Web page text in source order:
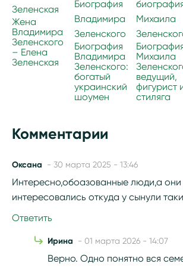
Жена
Владимира
Зеленского
– Елена
Зеленская
Биография
Владимира
Зеленского:
богатый
украинский
шоумен
Михаила
ведущий,
фигурист
стиляга
Комментарии
Оксана - 30 марта 2025 - 13:46
Интересно,обоазованные люди,а они
интересовались откуда у сынули
Ответить
Ирина - 01 марта 2026 - 14:07
Верно. Одно понятно вся